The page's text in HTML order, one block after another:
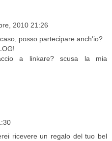
2010 21:26
posso partecipare anch'io?
a linkare? scusa la mia
ricevere un regalo del tuo bel